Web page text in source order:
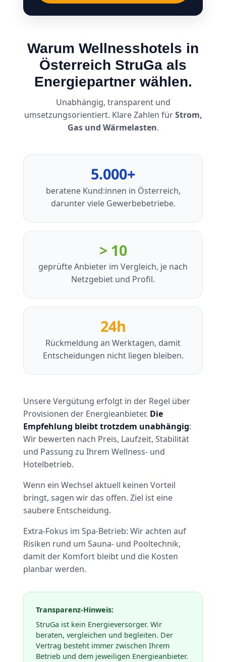
Warum Wellnesshotels in
Österreich StruGa als
Energiepartner wählen.
Unabhängig, transparent und
umsetzungsorientiert. Klare Zahlen fürStrom,
Gas und Wärmelasten.
5.000+
beratene Kund:innen in Österreich,
darunter viele Gewerbebetriebe.
> 10
geprüfte Anbieter im Vergleich, je nach
Netzgebiet und Profil.
24h
Rückmeldung an Werktagen, damit
Entscheidungen nicht liegen bleiben.
Unsere Vergütung erfolgt in der Regel über
Provisionen der Energieanbieter. Die
Empfehlung bleibt trotzdem unabhängig:
Wir bewerten nach Preis, Laufzeit, Stabilität
und Passung zu Ihrem Wellness- und
Hotelbetrieb.
Wenn ein Wechsel aktuell keinen Vorteil
bringt, sagen wir das offen. Ziel ist eine
saubere Entscheidung.
Extra-Fokus im Spa-Betrieb: Wir achten auf
Risiken rund um Sauna- und Pooltechnik,
damit der Komfort bleibt und die Kosten
planbar werden.
Transparenz-Hinweis:
StruGa ist kein Energieversorger. Wir
beraten, vergleichen und begleiten. Der
Vertrag besteht immer zwischen Ihrem
Betrieb und dem jeweiligen Energieanbieter.